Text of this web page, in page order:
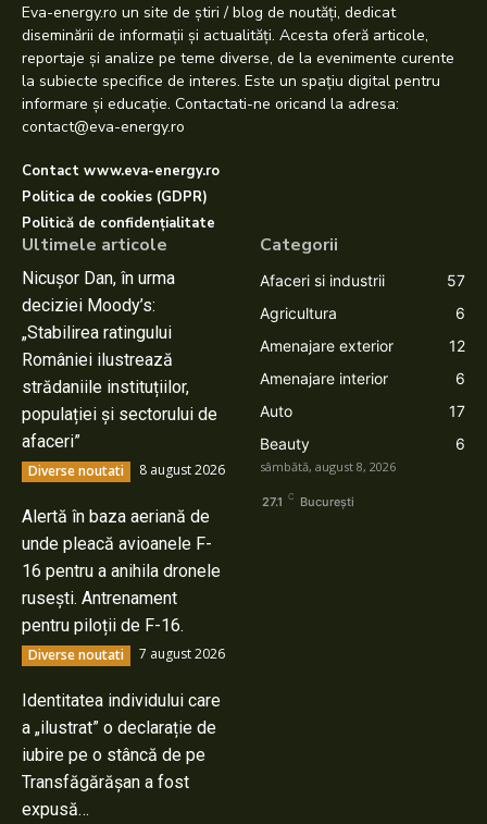
Eva-energy.ro un site de știri / blog de noutăți, dedicat
diseminării de informații și actualități. Acesta oferă articole,
reportaje și analize pe teme diverse, de la evenimente curente
la subiecte specifice de interes. Este un spațiu digital pentru
informare și educație. Contactati-ne oricand la adresa:
contact@eva-energy.ro
Contact www.eva-energy.ro
Politica de cookies (GDPR)
Politică de confidențialitate
Ultimele articole
Nicușor Dan, în urma
deciziei Moody’s:
„Stabilirea ratingului
României ilustrează
strădaniile instituțiilor,
populației și sectorului de
afaceri”
Diverse noutati 8 august 2026
Alertă în baza aeriană de
unde pleacă avioanele F-
16 pentru a anihila dronele
rusești. Antrenament
pentru piloții de F-16.
Diverse noutati 7 august 2026
Identitatea individului care
a „ilustrat” o declarație de
iubire pe o stâncă de pe
Transfăgărășan a fost
expusă…
Categorii
Afaceri si industrii
57
Agricultura
6
Amenajare exterior
12
Amenajare interior
6
Auto
17
Beauty
6
sâmbătă, august 8, 2026
27.1 C București